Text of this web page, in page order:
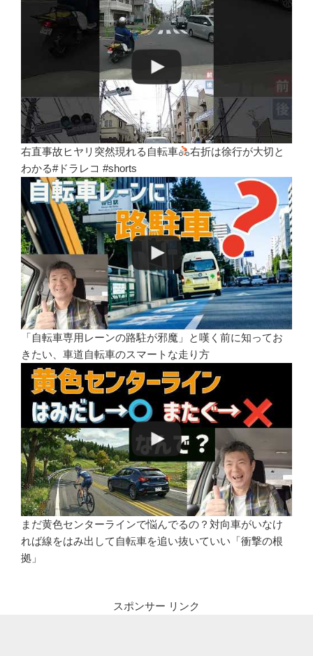
右直事故ヒヤリ突然現れる自転車
右折は徐行が大切と
わかる#ドラレコ #shorts
「自転車専用レーンの路駐が邪魔」と嘆く前に知ってお
きたい、車道自転車のスマートな走り方
まだ黄色センターラインで悩んでるの？対向車がいなけ
れば線をはみ出して自転車を追い抜いていい「衝撃の根
拠」
スポンサー リンク